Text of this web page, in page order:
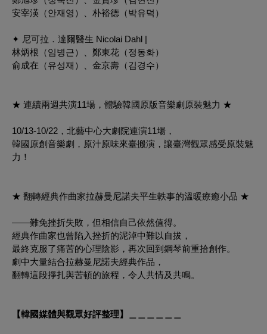
安宰渶（안재영）、朴裕德（박유덕）
✦ 尼可拉．達爾醫生 Nicolai Dahl |
林炳根（임병근）、鄭東花（정동화）
俞成在（유성재）、金京壽（김경수）
★ 連續兩週共演11場，體驗韓國原版音樂劇原裝魅力 ★
10/13-10/22，北藝中心大劇院連演11場，
韓國原創音樂劇，原汁原味來臺搬演，讓臺灣觀眾感受原裝魅
力！
★ 翻轉經典作曲家拉赫曼尼諾夫平生軼事的溫暖療癒小品 ★
——難免挫折失敗，但相信自己依然值得。
經典作曲家也曾陷入挫折的泥淖中難以自拔，
最終克服了痛苦的心理陰影，再次回到鋼琴前重拾創作。
劇中大量結合拉赫曼尼諾夫經典作品，
翻轉這段掙扎與苦頓的旅程，令人共情及共鳴。
【韓國媒體與觀眾好評整理】＿＿＿＿＿＿